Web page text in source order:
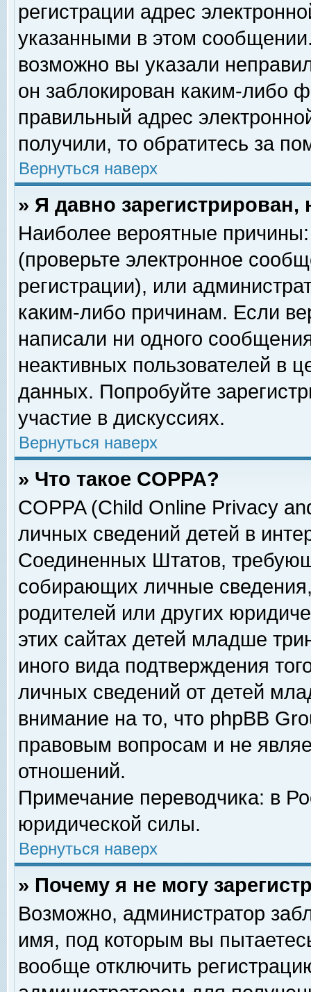
регистрации адрес
указанными в этом
возможно вы указали
он заблокирован каким-либо
правильный адрес
получили, то обратитесь за
Вернуться наверх
» Я давно
Наиболее вероятные
(проверьте электронное
регистрации), или
каким-либо причинам. Если
написали ни одного
неактивных пользователей в
данных. Попробуйте
участие в дискуссиях.
Вернуться наверх
» Что такое COPPA?
COPPA (Child Online Privacy
личных сведений детей в
Соединенных Штатов,
собирающих личные
родителей или других
этих сайтах детей младше
иного вида подтверждения
личных сведений от детей
внимание на то, что phpBB
правовым вопросам и не
отношений.
Примечание переводчика: в
юридической силы.
Вернуться наверх
» Почему я не могу
Возможно, администратор
имя, под которым вы
вообще отключить